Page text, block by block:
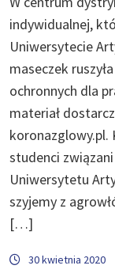
indywidualnej,
Uniwersytecie
maseczek
ochronnych dla
materiał
koronazglowy.pl.
studenci
Uniwersytetu
szyjemy z
[…]
30 kwietnia 2020